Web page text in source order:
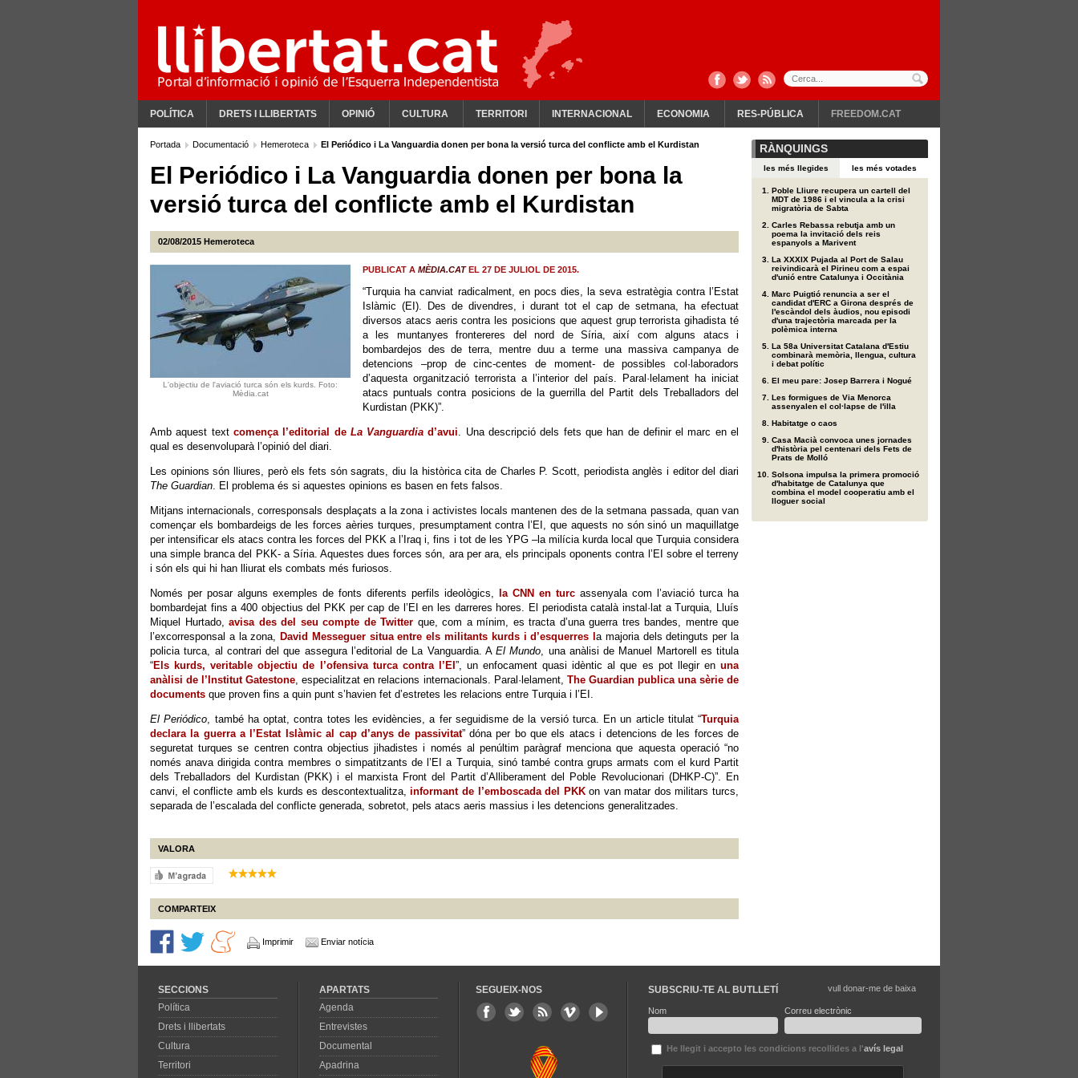
POLÍTICA DRETS I LLIBERTATS OPINIÓ CULTURA TERRITORI INTERNACIONAL ECONOMIA RES-PÚBLICA FREEDOM.CAT
Portada Documentació Hemeroteca El Periódico i La Vanguardia donen per bona la versió turca del conflicte amb el Kurdistan
El Periódico i La Vanguardia donen per bona la
versió turca del conflicte amb el Kurdistan
02/08/2015 Hemeroteca
L'objectiu de l'aviació turca són els kurds. Foto:
Mèdia.cat
PUBLICAT A MÈDIA.CATEL 27 DE JULIOL DE 2015.
“Turquia ha canviat radicalment, en pocs dies, la seva estratègia contra l’Estat
Islàmic (EI). Des de divendres, i durant tot el cap de setmana, ha efectuat
diversos atacs aeris contra les posicions que aquest grup terrorista gihadista té
a les muntanyes frontereres del nord de Síria, així com alguns atacs i
bombardejos des de terra, mentre duu a terme una massiva campanya de
detencions –prop de cinc-centes de moment- de possibles col·laboradors
d’aquesta organització terrorista a l’interior del país. Paral·lelament ha iniciat
atacs puntuals contra posicions de la guerrilla del Partit dels Treballadors del
Kurdistan (PKK)”.
Amb aquest text comença l’editorial de La Vanguardia d’avui. Una descripció dels fets que han de definir el marc en el
qual es desenvoluparà l’opinió del diari.
Les opinions són lliures, però els fets són sagrats, diu la històrica cita de Charles P. Scott, periodista anglès i editor del diari
The Guardian. El problema és si aquestes opinions es basen en fets falsos.
Mitjans internacionals, corresponsals desplaçats a la zona i activistes locals mantenen des de la setmana passada, quan van
començar els bombardeigs de les forces aèries turques, presumptament contra l’EI, que aquests no són sinó un maquillatge
per intensificar els atacs contra les forces del PKK a l’Iraq i, fins i tot de les YPG –la milícia kurda local que Turquia considera
una simple branca del PKK- a Síria. Aquestes dues forces són, ara per ara, els principals oponents contra l’EI sobre el terreny
i són els qui hi han lliurat els combats més furiosos.
Només per posar alguns exemples de fonts diferents perfils ideològics, la CNN en turc assenyala com l’aviació turca ha
bombardejat fins a 400 objectius del PKK per cap de l’EI en les darreres hores. El periodista català instal·lat a Turquia, Lluís
Miquel Hurtado, avisa des del seu compte de Twitter que, com a mínim, es tracta d’una guerra tres bandes, mentre que
l’excorresponsal a la zona, David Messeguer situa entre els militants kurds i d’esquerres la majoria dels detinguts per la
policia turca, al contrari del que assegura l’editorial de La Vanguardia. A El Mundo, una anàlisi de Manuel Martorell es titula
“Els kurds, veritable objectiu de l’ofensiva turca contra l’EI ”, un enfocament quasi idèntic al que es pot llegir enuna
anàlisi de l’Institut Gatestone, especialitzat en relacions internacionals. Paral·lelament, The Guardian publica una sèrie de
documents que proven fins a quin punt s’havien fet d’estretes les relacions entre Turquia i l’EI.
El Periódico, també ha optat, contra totes les evidències, a fer seguidisme de la versió turca. En un article titulat “Turquia
declara la guerra a l’Estat Islàmic al cap d’anys de passivitat” dóna per bo que els atacs i detencions de les forces de
seguretat turques se centren contra objectius jihadistes i només al penúltim paràgraf menciona que aquesta operació “no
només anava dirigida contra membres o simpatitzants de l’EI a Turquia, sinó també contra grups armats com el kurd Partit
dels Treballadors del Kurdistan (PKK) i el marxista Front del Partit d’Alliberament del Poble Revolucionari (DHKP-C)”. En
canvi, el conflicte amb els kurds es descontextualitza,informant de l’emboscada del PKKon van matar dos militars turcs,
separada de l’escalada del conflicte generada, sobretot, pels atacs aeris massius i les detencions generalitzades.
VALORA
COMPARTEIX
Imprimir Enviar notícia
RÀNQUINGS
les més llegides les més votades
Poble Lliure recupera un cartell del
MDT de 1986 i el vincula a la crisi
migratòria de Sabta
Carles Rebassa rebutja amb un
poema la invitació dels reis
espanyols a Marivent
La XXXIX Pujada al Port de Salau
reivindicarà el Pirineu com a espai
d'unió entre Catalunya i Occitània
Marc Puigtió renuncia a ser el
candidat d'ERC a Girona després de
l'escàndol dels àudios, nou episodi
d'una trajectòria marcada per la
polèmica interna
La 58a Universitat Catalana d'Estiu
combinarà memòria, llengua, cultura
i debat polític
El meu pare: Josep Barrera i Nogué
Les formigues de Via Menorca
assenyalen el col·lapse de l'illa
Habitatge o caos
Casa Macià convoca unes jornades
d'història pel centenari dels Fets de
Prats de Molló
Solsona impulsa la primera promoció
d'habitatge de Catalunya que
combina el model cooperatiu amb el
lloguer social
SECCIONS
Política
Drets i llibertats
Cultura
Territori
APARTATS
Agenda
Entrevistes
Documental
Apadrina
SEGUEIX-NOS SUBSCRIU-TE AL BUTLLETÍ
Nom Correu electrònic
He llegit i accepto les condicions recollides a l'avís legal
vull donar-me de baixa